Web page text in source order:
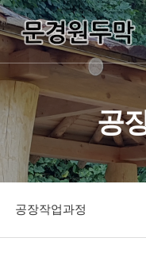
공
공장작업과정